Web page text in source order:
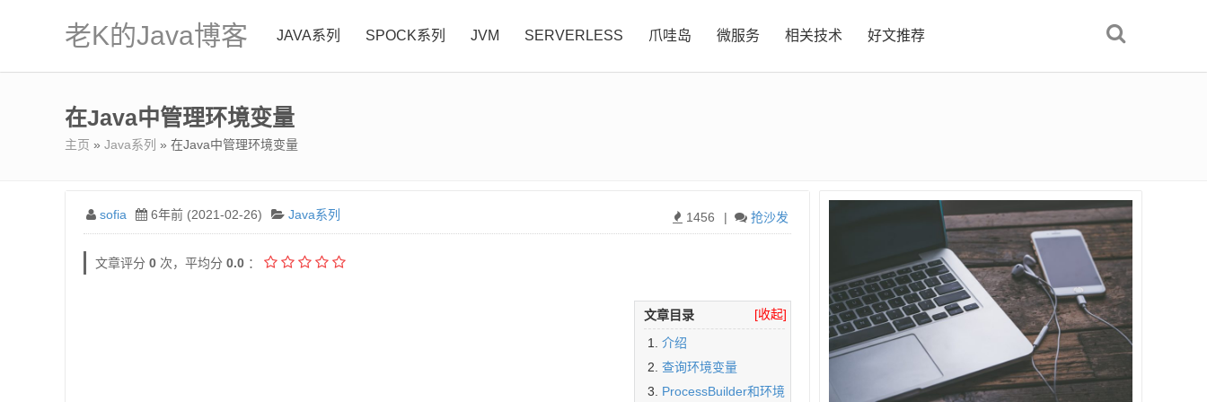
老K的Java博客 JAVA系列 SPOCK系列 JVM SERVERLESS 爪哇岛 微服务 相关技术 好文推荐
在Java中管理环境变量
主页 » Java系列 » 在Java中管理环境变量
sofia 6年前 (2021-02-26) Java系列 | 抢沙发
1456
文章评分 0 次，平均分 0.0 ：
[收起]
文章目录
介绍
查询环境变量
ProcessBuilder和环境